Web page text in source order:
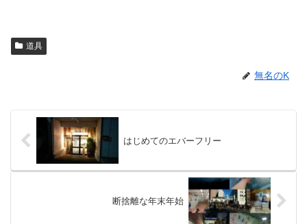
道具
無名のK
はじめてのエバーフリー
断捨離な年末年始